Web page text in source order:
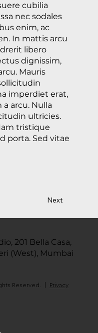
Next
cubilia
nec sodales
enim, ac
In mattis arcu
libero
dignissim,
Mauris
imperdiet erat,
arcu. Nulla
ultricies.
tristique
porta. Sed vitae
201 Bella Casa,
(West), Mumbai
Reserved. | Privacy